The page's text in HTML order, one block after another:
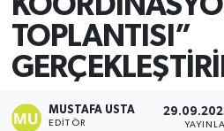
TOPLANTISI”
MUSTAFA USTA
EDITÖR